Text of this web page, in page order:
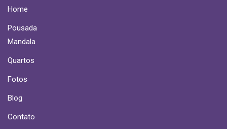
Home
Pousada
Mandala
Quartos
Fotos
Blog
Contato